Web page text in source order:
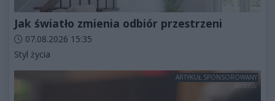
Jak światło zmienia odbiór przestrzeni
Data dodania artykułu:
07.08.2026 15:35
Kategorie artykułu:
Styl życia
ARTYKUŁ SPONSOROWANY